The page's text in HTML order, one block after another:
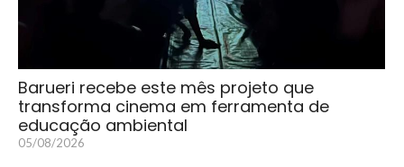
Barueri recebe este mês projeto que
transforma cinema em ferramenta de
educação ambiental
05/08/2026